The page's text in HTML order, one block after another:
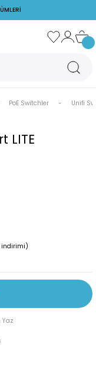
Point
PoE Switchler Unifi
LITE
indirimi)
Yaz